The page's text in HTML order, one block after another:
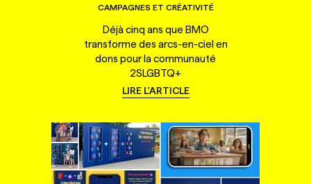
CAMPAGNES ET CRÉATIVITÉ
Déjà cinq ans que BMO
transforme des arcs-en-ciel en
dons pour la communauté
2SLGBTQ+
LIRE L'ARTICLE